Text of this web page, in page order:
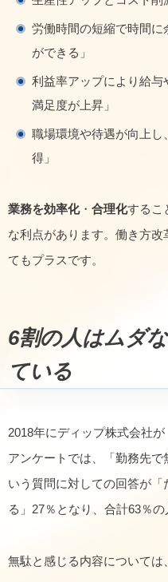
労働時間の短縮で時間
ができる」
利益率アップにより給
満足度が上昇」
職場環境や待遇が向上
得」
業務を効率化・ 合理化するこ
な利点があります。働き方
てもプラスです。
6割の人はムダ
ている
2018年にディップ株式会社
アンケートでは、「勤務先
いう質問に対しての回答が
る」27％となり、合計63％
無駄と感じる内容については